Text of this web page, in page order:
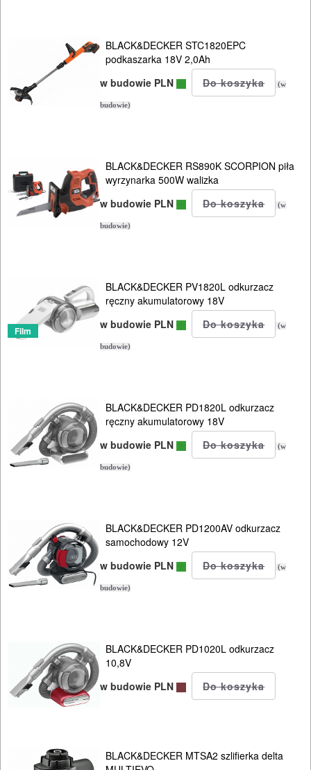
PILARKI-
KOSIARKI-
KOSY
MYJKI
BLACK&DECKER STC1820EPC
podkaszarka 18V 2,0Ah
w budowie PLN
(w
budowie)
BLACK&DECKER RS890K SCORPION piła
wyrzynarka 500W walizka
w budowie PLN
(w
budowie)
Film
BLACK&DECKER PV1820L odkurzacz
ręczny akumulatorowy 18V
w budowie PLN
(w
budowie)
BLACK&DECKER PD1820L odkurzacz
ręczny akumulatorowy 18V
w budowie PLN
(w
budowie)
BLACK&DECKER PD1200AV odkurzacz
samochodowy 12V
w budowie PLN
(w
budowie)
BLACK&DECKER PD1020L odkurzacz
10,8V
w budowie PLN
BLACK&DECKER MTSA2 szlifierka delta